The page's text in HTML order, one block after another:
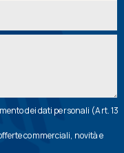
dei dati personali (Art. 13
commerciali, novità e